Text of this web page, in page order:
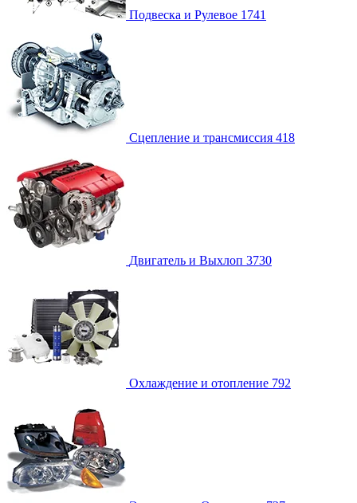
Подвеска и Рулевое 1741
Сцепление и трансмиссия 418
Двигатель и Выхлоп 3730
Охлаждение и отопление 792